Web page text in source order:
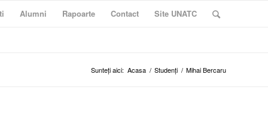
Alumni Rapoarte Contact Site UNATC
Sunteți aici: Acasa / Studenți / Mihai Bercaru